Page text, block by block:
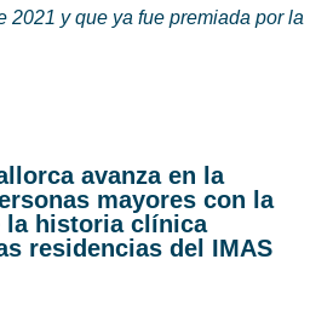
2021 y que ya fue premiada por la
avanza en la
mayores con la
la historia clínica
residencias del IMAS